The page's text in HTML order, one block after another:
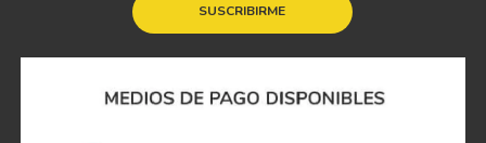
SUSCRIBIRME